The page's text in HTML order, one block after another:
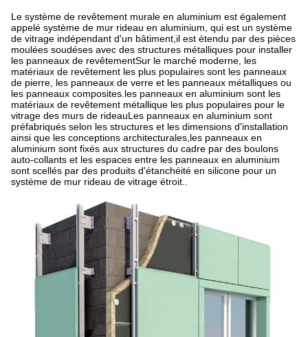
Le système de revêtement murale en aluminium est également
appelé système de mur rideau en aluminium, qui est un système
de vitrage indépendant d'un bâtiment,il est étendu par des pièces
moulées soudéses avec des structures métalliques pour installer
les panneaux de revêtementSur le marché moderne, les
matériaux de revêtement les plus populaires sont les panneaux
de pierre, les panneaux de verre et les panneaux métalliques ou
les panneaux composites.les panneaux en aluminium sont les
matériaux de revêtement métallique les plus populaires pour le
vitrage des murs de rideauLes panneaux en aluminium sont
préfabriqués selon les structures et les dimensions d'installation
ainsi que les conceptions architecturales,les panneaux en
aluminium sont fixés aux structures du cadre par des boulons
auto-collants et les espaces entre les panneaux en aluminium
sont scellés par des produits d'étanchéité en silicone pour un
système de mur rideau de vitrage étroit..